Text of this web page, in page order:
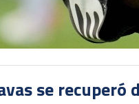
se